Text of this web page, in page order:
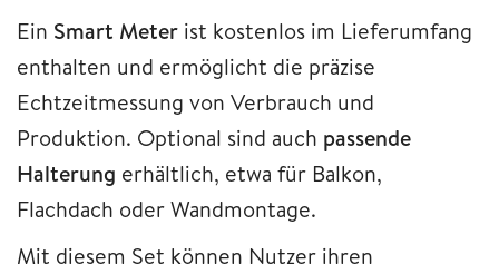
Ein Smart Meter ist kostenlos im Lieferumfang
enthalten und ermöglicht die präzise
Echtzeitmessung von Verbrauch und
Produktion. Optional sind auch passende
Halterung erhältlich, etwa für Balkon,
Flachdach oder Wandmontage.
Mit diesem Set können Nutzer ihren